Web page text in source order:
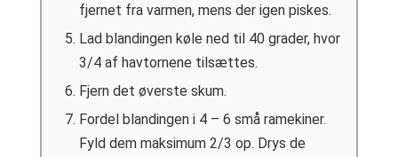
fjernet fra varmen, mens der igen piskes.
Lad blandingen køle ned til 40 grader, hvor
3/4 af havtornene tilsættes.
Fjern det øverste skum.
Fordel blandingen i 4 – 6 små ramekiner.
Fyld dem maksimum 2/3 op. Drys de